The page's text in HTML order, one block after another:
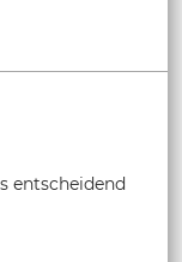
entscheidend